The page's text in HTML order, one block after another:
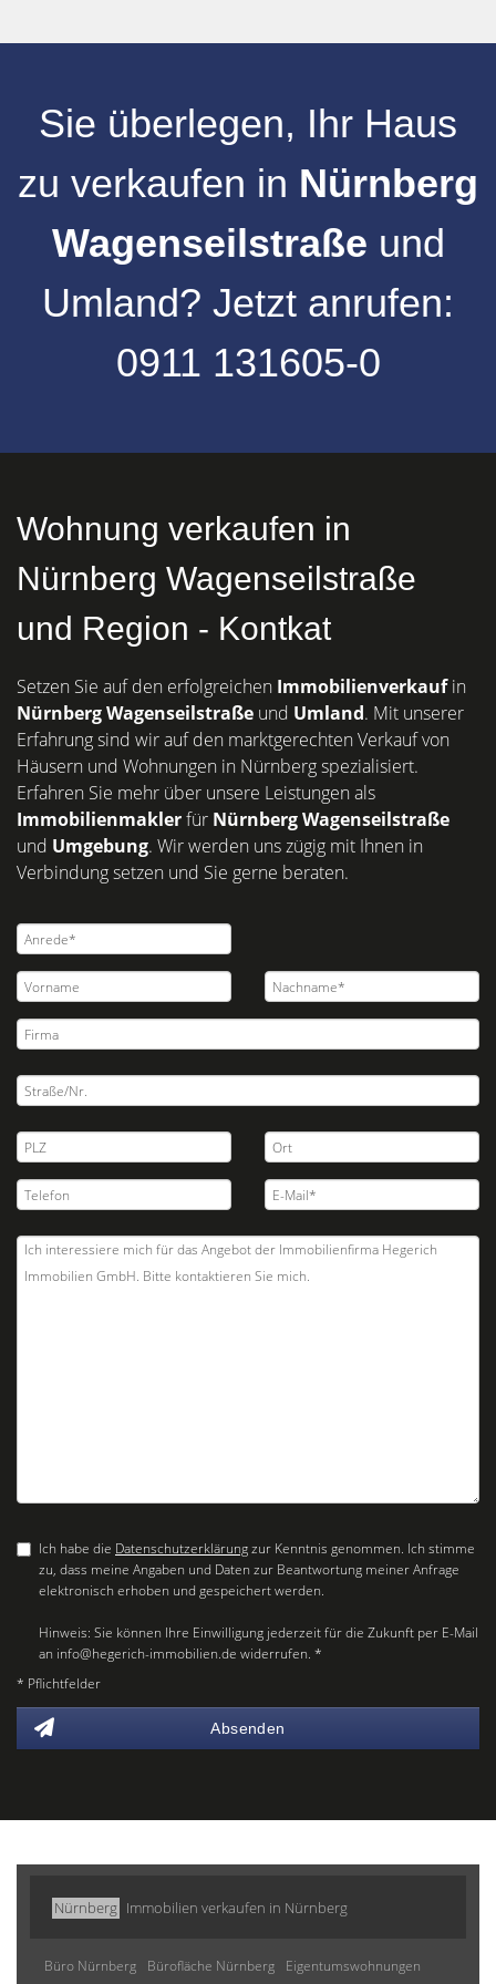
Sie überlegen, Ihr Haus
zu verkaufen in Nürnberg
Wagenseilstraße und
Umland? Jetzt anrufen:
0911 131605-0
Wohnung verkaufen in
Nürnberg Wagenseilstraße
und Region - Kontkat
Setzen Sie auf den erfolgreichen Immobilienverkaufin
NürnbergWagenseilstraße und Umland. Mit unserer
Erfahrung sind wir auf den marktgerechten Verkauf von
Häusern und Wohnungen in Nürnberg spezialisiert.
Erfahren Sie mehr über unsere Leistungen als
Immobilienmaklerfür Nürnberg Wagenseilstraße
und Umgebung. Wir werden uns zügig mit Ihnen in
Verbindung setzen und Sie gerne beraten.
Ich habe die Datenschutzerklärungzur Kenntnis genommen. Ich stimme
zu, dass meine Angaben und Daten zur Beantwortung meiner Anfrage
elektronisch erhoben und gespeichert werden.
Hinweis: Sie können Ihre Einwilligung jederzeit für die Zukunft per E-Mail
an info@hegerich-immobilien.de widerrufen. *
* Pflichtfelder
Absenden
Nürnberg Immobilien verkaufen in Nürnberg
Büro Nürnberg Bürofläche Nürnberg
Eigentumswohnungen